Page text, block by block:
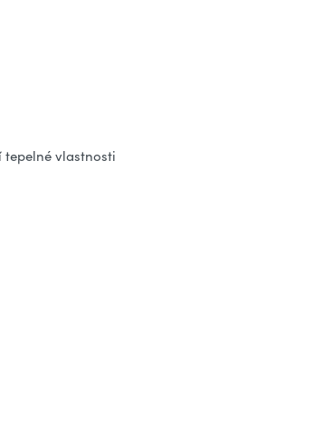
tepelné vlastnosti